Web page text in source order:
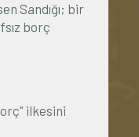
Sandığı; bir
borç
ilkesini